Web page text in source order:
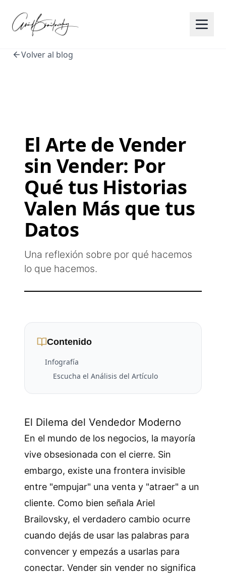
Volver al blog
El Arte de Vender
sin Vender: Por
Qué tus Historias
Valen Más que tus
Datos
Una reflexión sobre por qué hacemos
lo que hacemos.
Contenido
Infografía
Escucha el Análisis del Artículo
El Dilema del Vendedor Moderno
En el mundo de los negocios, la mayoría
vive obsesionada con el cierre. Sin
embargo, existe una frontera invisible
entre "empujar" una venta y "atraer" a un
cliente. Como bien señala Ariel
Brailovsky, el verdadero cambio ocurre
cuando dejás de usar las palabras para
convencer y empezás a usarlas para
conectar. Vender sin vender no significa